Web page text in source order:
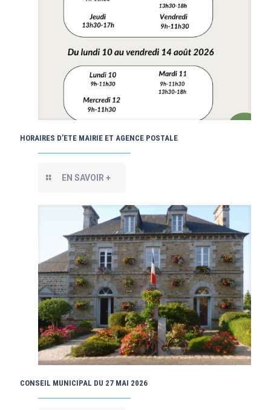
HORAIRES D’ETE MAIRIE ET AGENCE POSTALE
EN SAVOIR +
CONSEIL MUNICIPAL DU 27 MAI 2026